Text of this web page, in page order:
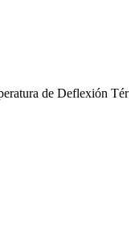
de Deflexión